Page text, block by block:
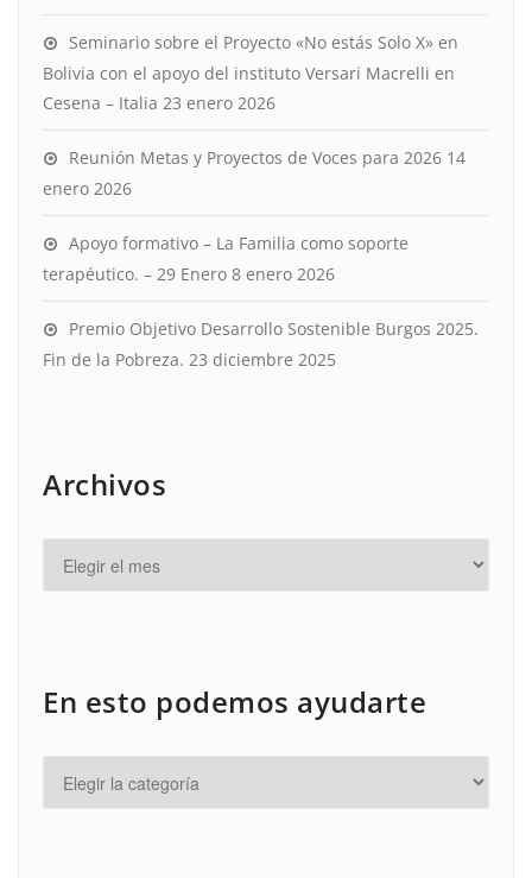
Seminario sobre el Proyecto «No estás Solo X» en
Bolivia con el apoyo del instituto Versari Macrelli en
Cesena – Italia 23 enero 2026
Reunión Metas y Proyectos de Voces para 2026 14
enero 2026
Apoyo formativo – La Familia como soporte
terapéutico. – 29 Enero 8 enero 2026
Premio Objetivo Desarrollo Sostenible Burgos 2025.
Fin de la Pobreza. 23 diciembre 2025
Archivos
En esto podemos ayudarte